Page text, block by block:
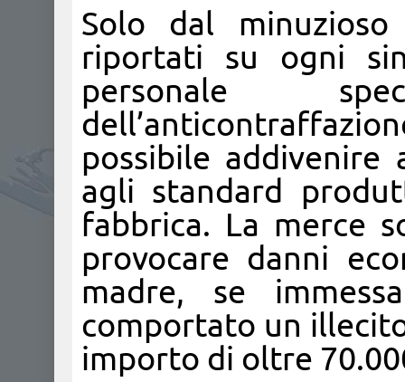
Solo dal
riportati su ogni
personale
possibile
agli standard
fabbrica. La merce
provocare danni
madre, se
comportato un
importo di oltre